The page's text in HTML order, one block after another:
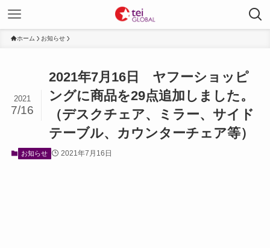
ホーム お知らせ
2021年7月16日 ヤフーショッピ
ングに商品を29点追加しました。
（デスクチェア、ミラー、サイド
テーブル、カウンターチェア等）
2021
7/16
お知らせ 2021年7月16日